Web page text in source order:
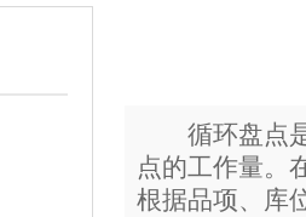
循环盘点是
点的工作量。
根据品项、库